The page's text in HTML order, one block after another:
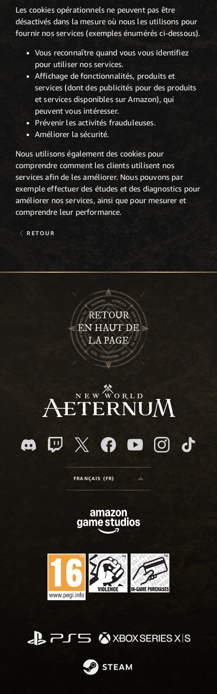
Les cookies opérationnels ne peuvent pas être
désactivés dans la mesure où nous les utilisons pour
fournir nos services (exemples énumérés ci-dessous).
Vous reconnaître quand vous vous identifiez
pour utiliser nos services.
Affichage de fonctionnalités, produits et
services (dont des publicités pour des produits
et services disponibles sur Amazon), qui
peuvent vous intéresser.
Prévenir les activités frauduleuses.
Améliorer la sécurité.
Nous utilisons également des cookies pour
comprendre comment les clients utilisent nos
services afin de les améliorer. Nous pouvons par
exemple effectuer des études et des diagnostics pour
améliorer nos services, ainsi que pour mesurer et
comprendre leur performance.
RETOUR
RETOUR
EN HAUT DE
LA PAGE
FRANÇAIS (FR)